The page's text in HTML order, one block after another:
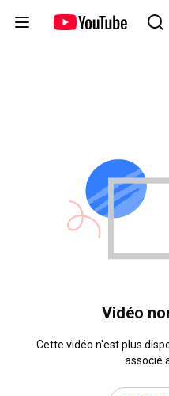
Vidéo
Cette vidéo n'est plus
associé